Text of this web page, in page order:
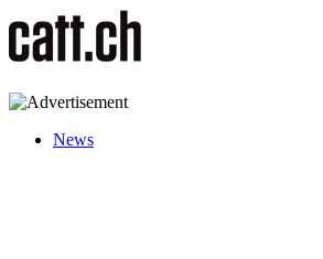
News